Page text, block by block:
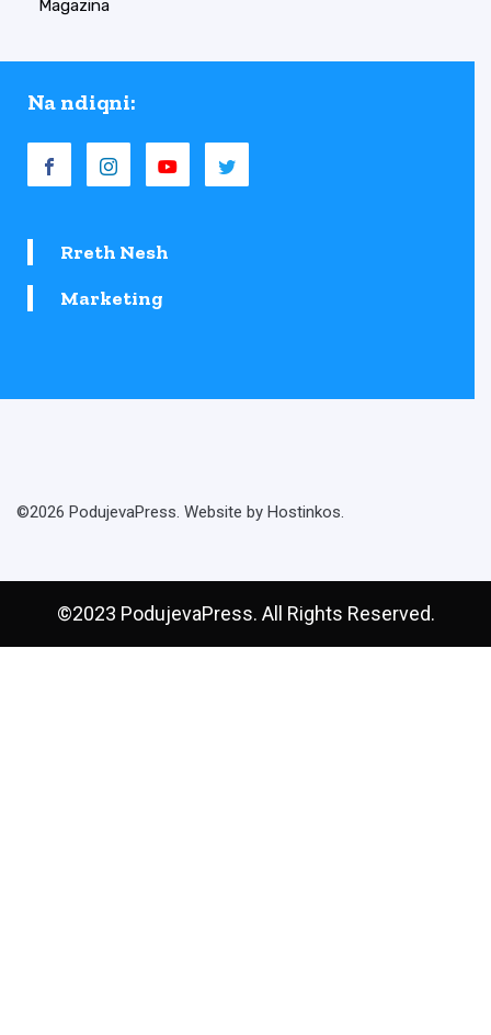
Magazina
Na ndiqni:
Rreth Nesh
Marketing
©2026 PodujevaPress. Website by Hostinkos.
©2023 PodujevaPress. All Rights Reserved.